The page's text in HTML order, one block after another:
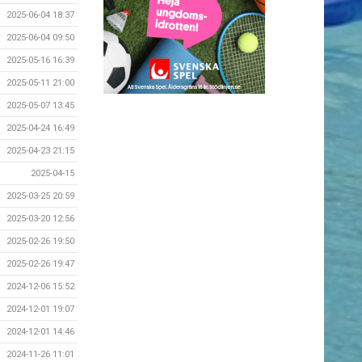
2025-06-04 18:37
2025-06-04 09:50
2025-05-16 16:39
2025-05-11 21:00
2025-05-07 13:45
2025-04-24 16:49
2025-04-23 21:15
2025-04-15
2025-03-25 20:59
2025-03-20 12:56
2025-02-26 19:50
2025-02-26 19:47
2024-12-06 15:52
2024-12-01 19:07
2024-12-01 14:46
2024-11-26 11:01